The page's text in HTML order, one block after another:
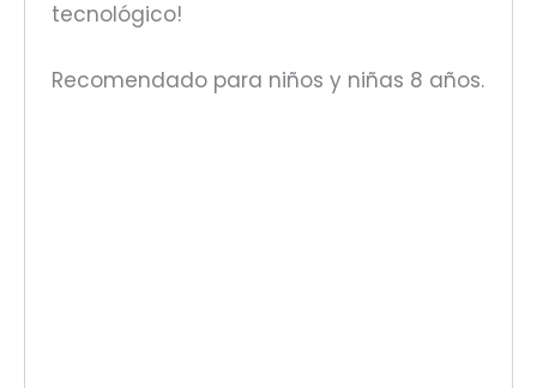
tecnológico!
Recomendado para niños y niñas 8 años.